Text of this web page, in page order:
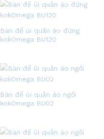
Bàn để ủi quần áo đứng
kokOmega BU120
Bàn để ủi quần áo ngồi
kokOmega BU02